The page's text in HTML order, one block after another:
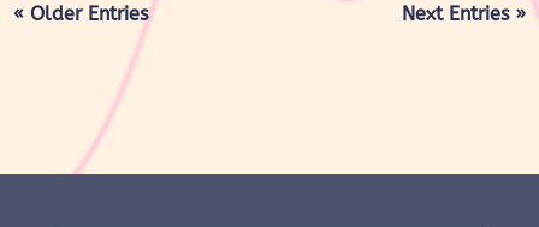
« Older Entries Next Entries »